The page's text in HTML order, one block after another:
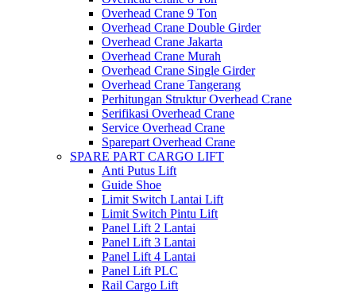
Overhead Crane 9 Ton
Overhead Crane Double Girder
Overhead Crane Jakarta
Overhead Crane Murah
Overhead Crane Single Girder
Overhead Crane Tangerang
Perhitungan Struktur Overhead Crane
Serifikasi Overhead Crane
Service Overhead Crane
Sparepart Overhead Crane
SPARE PART CARGO LIFT
Anti Putus Lift
Guide Shoe
Limit Switch Lantai Lift
Limit Switch Pintu Lift
Panel Lift 2 Lantai
Panel Lift 3 Lantai
Panel Lift 4 Lantai
Panel Lift PLC
Rail Cargo Lift